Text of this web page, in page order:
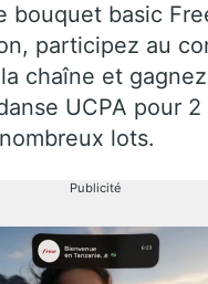
bouquet basic
participez au
chaîne et
UCPA pour
lots.
Publicité